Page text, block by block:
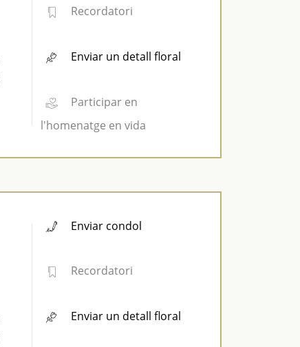
Recordatori
Enviar un detall floral
Participar en
l'homenatge en vida
Enviar condol
Recordatori
Enviar un detall floral